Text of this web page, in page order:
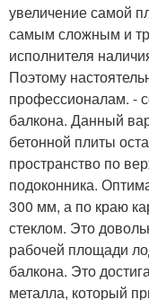
увеличение самой
самым сложным и
исполнителя
Поэтому
профессионалам. -
балкона. Данный
бетонной плиты
пространство по
подоконника.
300 мм, а по краю
стеклом. Это
рабочей площади
балкона. Это
металла, который